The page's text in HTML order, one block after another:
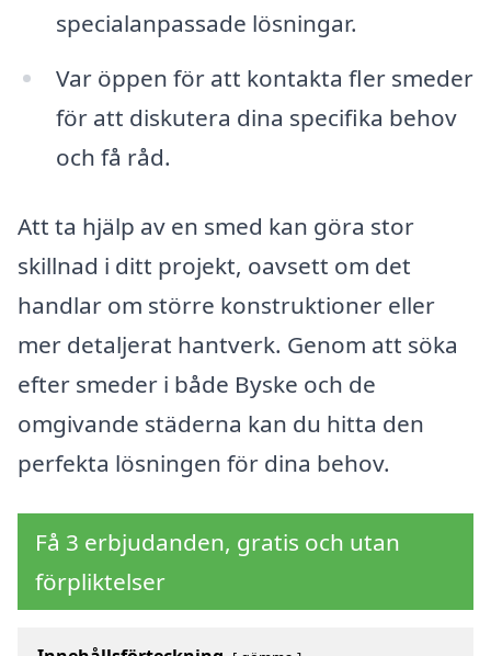
specialanpassade lösningar.
Var öppen för att kontakta fler smeder
för att diskutera dina specifika behov
och få råd.
Att ta hjälp av en smed kan göra stor
skillnad i ditt projekt, oavsett om det
handlar om större konstruktioner eller
mer detaljerat hantverk. Genom att söka
efter smeder i både Byske och de
omgivande städerna kan du hitta den
perfekta lösningen för dina behov.
Få 3 erbjudanden, gratis och utan
förpliktelser